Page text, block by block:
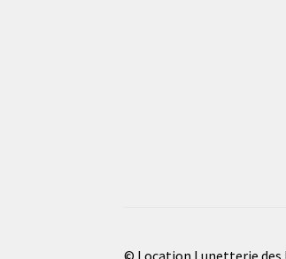
© Location Lunetterie des